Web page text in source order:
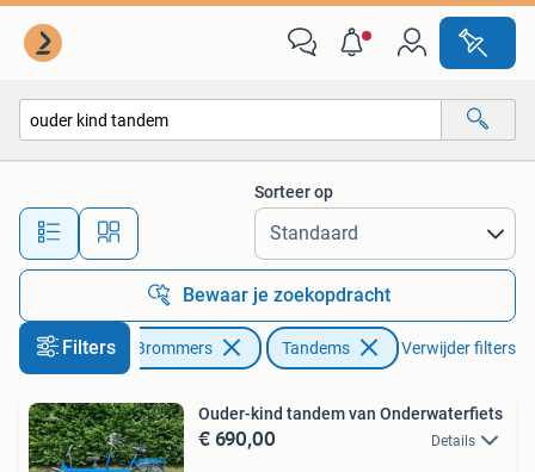
Alle afstanden…
Sorteer op
Bewaar je zoekopdracht
Filters
Fietsen en Brommers Tandems Verwijder filters
Ouder-kind tandem van Onderwaterfiets
€ 690,00 Details